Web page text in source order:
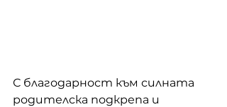
С благодарност към силната
родителска подкрепа и